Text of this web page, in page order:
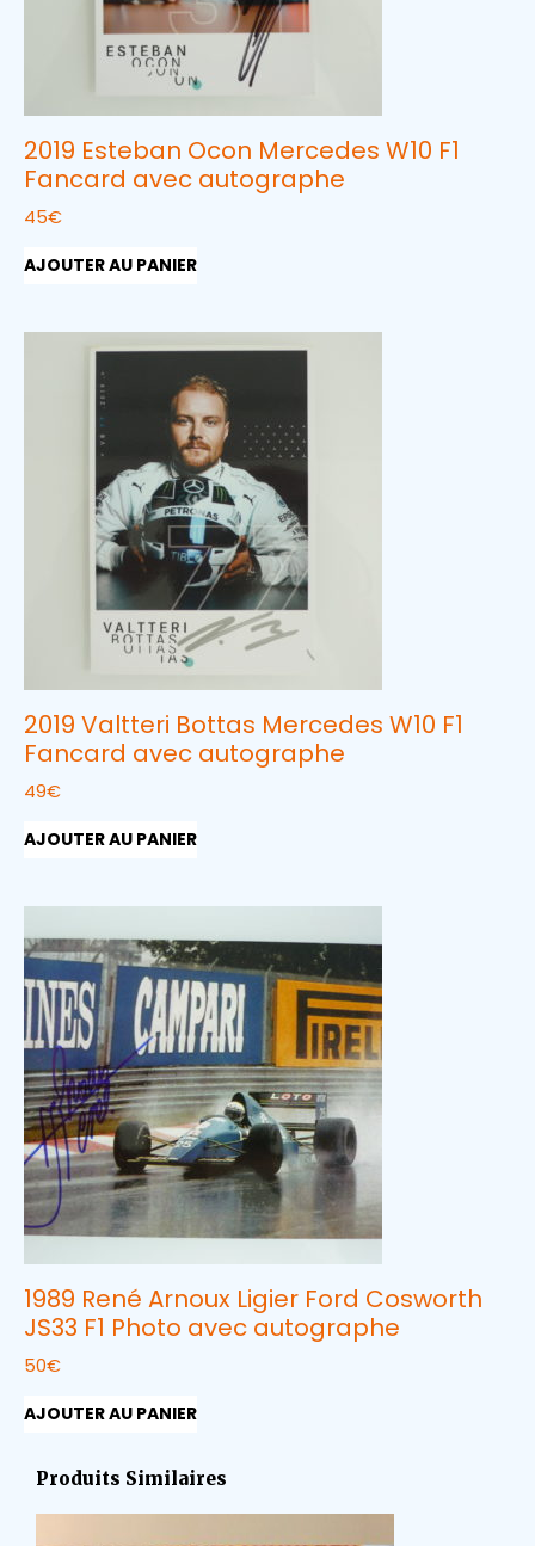
2019 Esteban Ocon Mercedes W10 F1
Fancard avec autographe
45€
AJOUTER AU PANIER
2019 Valtteri Bottas Mercedes W10 F1
Fancard avec autographe
49€
AJOUTER AU PANIER
1989 René Arnoux Ligier Ford Cosworth
JS33 F1 Photo avec autographe
50€
AJOUTER AU PANIER
Produits Similaires